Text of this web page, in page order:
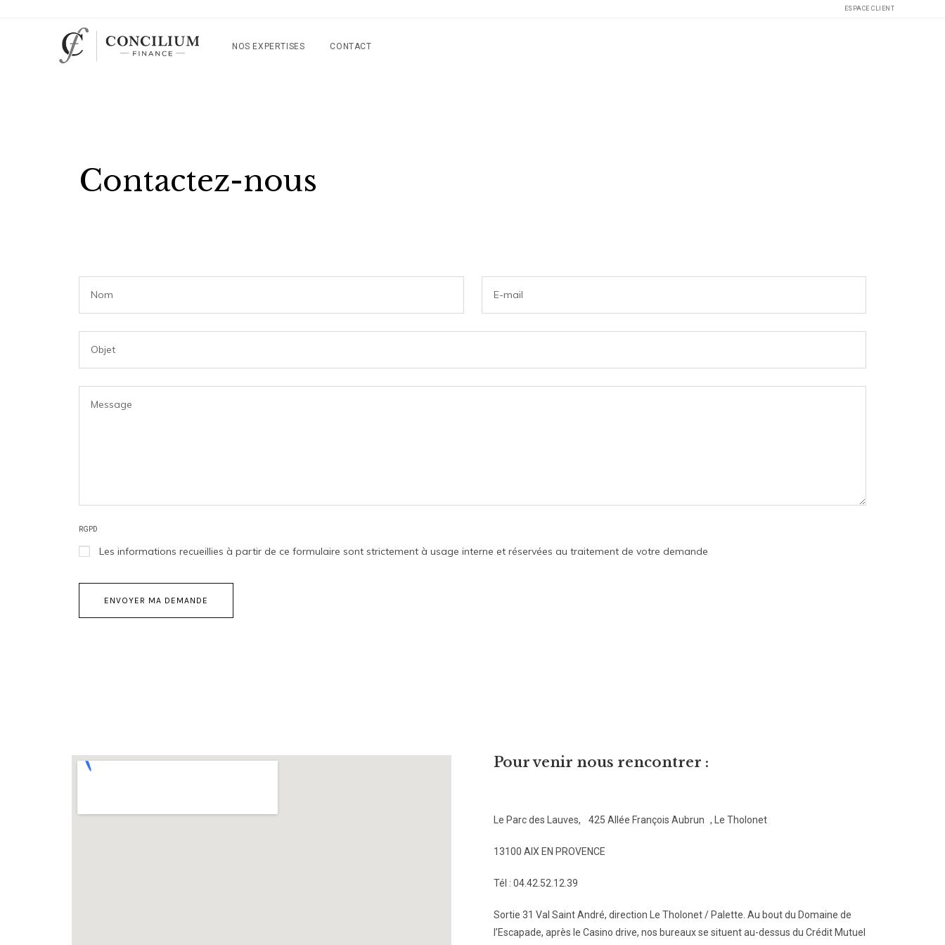
ESPACE CLIENT
NOS EXPERTISES CONTACT
Contactez-nous
RGPD
Les informations recueillies à partir de ce formulaire sont strictement à usage interne et réservées au traitement de votre demande
ENVOYER MA DEMANDE
Pour venir nous rencontrer :
Le Parc des Lauves, 425 Allée François Aubrun , Le Tholonet
13100 AIX EN PROVENCE
Tél : 04.42.52.12.39
Sortie 31 Val Saint André, direction Le Tholonet / Palette. Au bout du Domaine de
l’Escapade, après le Casino drive, nos bureaux se situent au-dessus du Crédit Mutuel